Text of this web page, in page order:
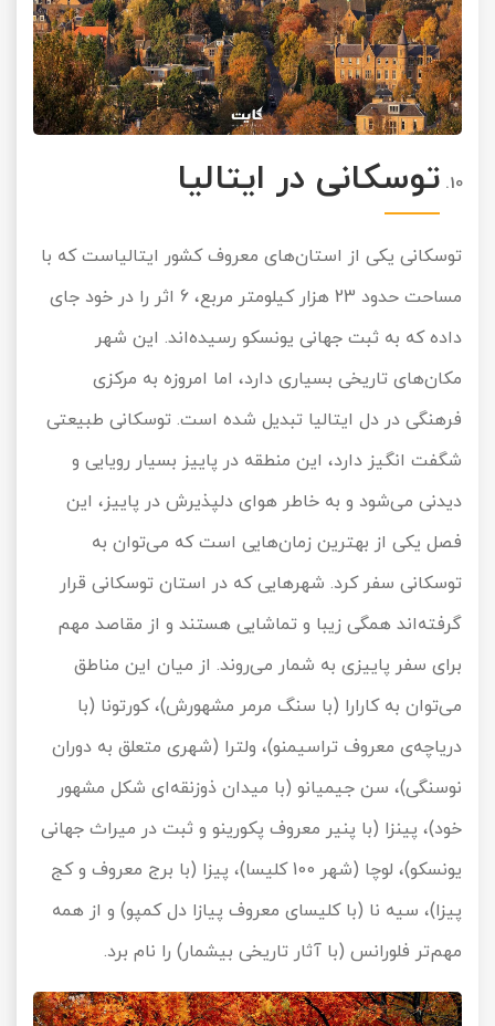
توسکانی در ایتالیا
توسکانی یکی از استان‌های معروف کشور ایتالیاست که با
مساحت حدود 23 هزار کیلومتر مربع، 6 اثر را در خود جای
داده که به ثبت جهانی یونسکو رسیده‌اند. این شهر
مکان‌های تاریخی بسیاری دارد، اما امروزه به مرکزی
فرهنگی در دل ایتالیا تبدیل شده است. توسکانی طبیعتی
شگفت انگیز دارد، این منطقه در پاییز بسیار رویایی و
دیدنی می‌شود و به خاطر هوای دلپذیرش در پاییز، این
فصل یکی از بهترین زمان‌هایی است که می‌توان به
توسکانی سفر کرد. شهرهایی که در استان توسکانی قرار
گرفته‌اند همگی زیبا و تماشایی هستند و از مقاصد مهم
برای سفر پاییزی به شمار می‌روند. از میان این مناطق
می‌توان به کارارا (با سنگ مرمر مشهورش)، کورتونا (با
دریاچه‌ی معروف تراسیمنو)، ولترا (شهری متعلق به دوران
نوسنگی)، سن جیمیانو (با میدان ذوزنقه‌ای شکل مشهور
خود)، پینزا (با پنیر معروف پکورینو و ثبت در میراث جهانی
یونسکو)، لوچا (شهر 100 کلیسا)، پیزا (با برج معروف و کج
پیزا)، سیه نا (با کلیسای معروف پیازا دل کمپو) و از همه
مهم‌تر فلورانس (با آثار تاریخی بیشمار) را نام برد.